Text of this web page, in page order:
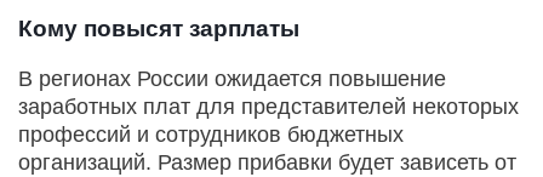
Кому повысят зарплаты
В регионах России ожидается повышение
заработных плат для представителей некоторых
профессий и сотрудников бюджетных
организаций. Размер прибавки будет зависеть от